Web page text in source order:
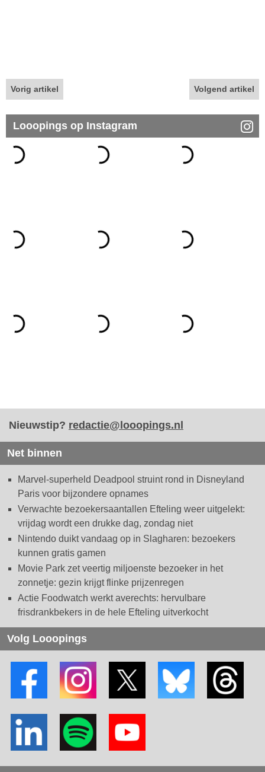
Vorig artikel Volgend artikel
Looopings op Instagram
Nieuwstip? redactie@looopings.nl
Net binnen
Marvel-superheld Deadpool struint rond in Disneyland
Paris voor bijzondere opnames
Verwachte bezoekersaantallen Efteling weer uitgelekt:
vrijdag wordt een drukke dag, zondag niet
Nintendo duikt vandaag op in Slagharen: bezoekers
kunnen gratis gamen
Movie Park zet veertig miljoenste bezoeker in het
zonnetje: gezin krijgt flinke prijzenregen
Actie Foodwatch werkt averechts: hervulbare
frisdrankbekers in de hele Efteling uitverkocht
Volg Looopings